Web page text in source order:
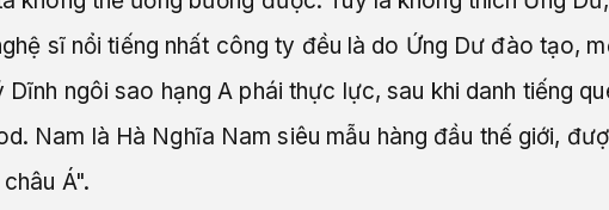
sĩ nổi tiếng nhất công ty đều là do Ứng Dư đào tạo,
Dĩnh ngôi sao hạng A phái thực lực, sau khi danh tiếng
Nam là Hà Nghĩa Nam siêu mẫu hàng đầu thế giới,
Á".